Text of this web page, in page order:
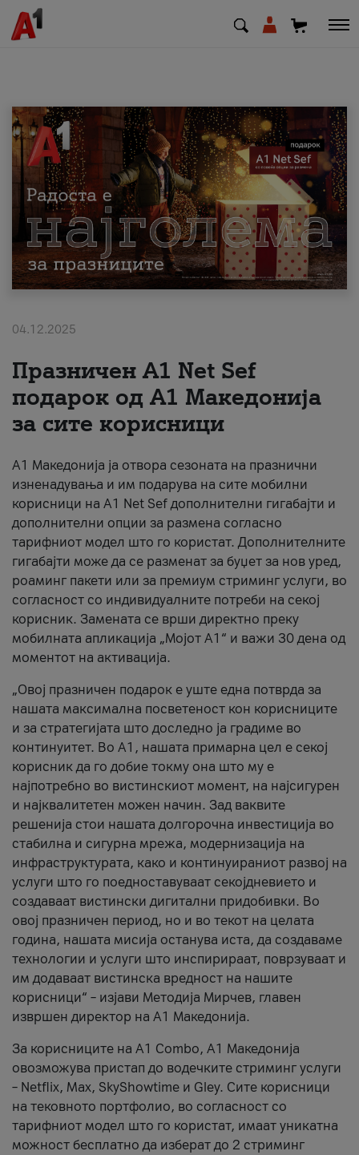
МК EN SQ
Приватни Деловни
Поддршка
Надополни кредит
За нас
#ПодобарОнлајн
04.12.2025
Празничен A1 Net Sеf
подарок од А1 Македонија
за сите корисници
А1 Македонија ја отвора сезоната на празнични
изненадувања и им подарува на сите мобилни
корисници на A1 Net Sef дополнителни гигабајти и
дополнителни опции за размена согласно
тарифниот модел што го користат. Дополнителните
гигабајти може да се разменат за буџет за нов уред,
роаминг пакети или за премиум стриминг услуги, во
согласност со индивидуалните потреби на секој
корисник. Замената се врши директно преку
мобилната апликација „Мојот А1“ и важи 30 дена од
моментот на активација.
„Овој празничен подарок е уште една потврда за
нашата максимална посветеност кон корисниците
и за стратегијата што доследно ја градиме во
континуитет. Во А1, нашата примарна цел е секој
корисник да го добие токму она што му е
најпотребно во вистинскиот момент, на најсигурен
и најквалитетен можен начин. Зад ваквите
решенија стои нашата долгорочна инвестиција во
стабилна и сигурна мрежа, модернизација на
инфраструктурата, како и континуираниот развој на
услуги што го поедноставуваат секојдневието и
создаваат вистински дигитални придобивки. Во
овој празничен период, но и во текот на целата
година, нашата мисија останува иста, да создаваме
технологии и услуги што инспирираат, поврзуваат и
им додаваат вистинска вредност на нашите
корисници“ – изјави Методија Мирчев, главен
извршен директор на А1 Македонија.
За корисниците на A1 Combo, А1 Македонија
овозможува пристап до водечките стриминг услуги
– Netflix, Max, SkyShowtime и Gley. Сите корисници
на тековното портфолио, во согласност со
тарифниот модел што го користат, имаат уникатна
можност бесплатно да изберат до 2 стриминг